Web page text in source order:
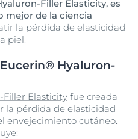
Filler Elasticity, es
mejor de la ciencia
la pérdida de elasticidad
piel.
Hyaluron-
Elasticity fue creada
la pérdida de elasticidad
envejecimiento cutáneo.